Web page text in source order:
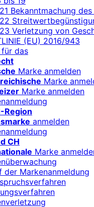
Bekanntmachung
Verletzung von
(EU) 2016/943
für das
Marke anmelden
Marke
Marke anmelden
Region
anmelden
CH
Marke
der Markenanmeldung